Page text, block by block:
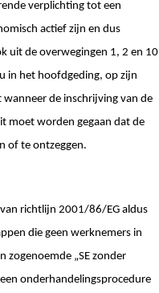
verplichting tot een
actief zijn en dus
uit de overwegingen 1, 2 en 10
in het hoofdgeding, op zijn
de inschrijving van de
moet worden gegaan dat de
of te ontzeggen.
richtlijn 2001/86/EG aldus
die geen werknemers in
„SE zonder
onderhandelingsprocedure